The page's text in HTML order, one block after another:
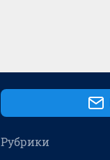
Рубрики